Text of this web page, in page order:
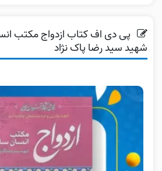
پی دی اف کتاب ازدواج مکتب
شهید سید رضا پاک نژاد